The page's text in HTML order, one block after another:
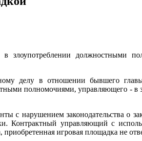
в злоупотреблении должностными
делу в отношении бывшего
полномочиями, управляющего - в
с нарушением законодательства о
Контрактный управляющий с
игровая площадка не